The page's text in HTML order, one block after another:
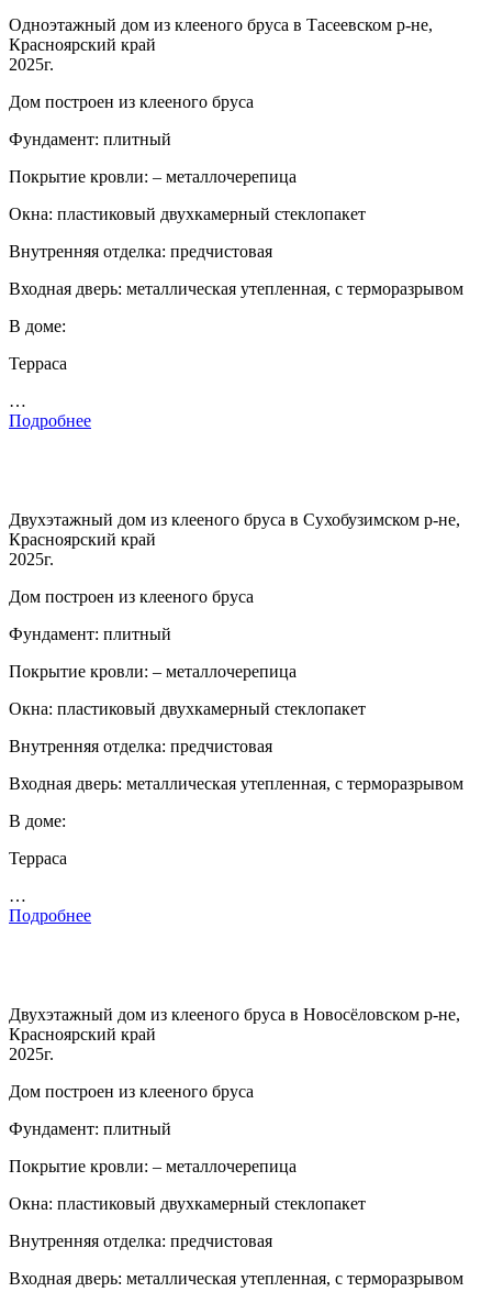
Одноэтажный дом из клееного бруса в Тасеевском р-не,
Красноярский край
2025г.
Дом построен из клееного бруса
Фундамент: плитный
Покрытие кровли: – металлочерепица
Окна: пластиковый двухкамерный стеклопакет
Внутренняя отделка: предчистовая
Входная дверь: металлическая утепленная, с терморазрывом
В доме:
Терраса
…
Подробнее
Двухэтажный дом из клееного бруса в Сухобузимском р-не,
Красноярский край
2025г.
Дом построен из клееного бруса
Фундамент: плитный
Покрытие кровли: – металлочерепица
Окна: пластиковый двухкамерный стеклопакет
Внутренняя отделка: предчистовая
Входная дверь: металлическая утепленная, с терморазрывом
В доме:
Терраса
…
Подробнее
Двухэтажный дом из клееного бруса в Новосёловском р-не,
Красноярский край
2025г.
Дом построен из клееного бруса
Фундамент: плитный
Покрытие кровли: – металлочерепица
Окна: пластиковый двухкамерный стеклопакет
Внутренняя отделка: предчистовая
Входная дверь: металлическая утепленная, с терморазрывом